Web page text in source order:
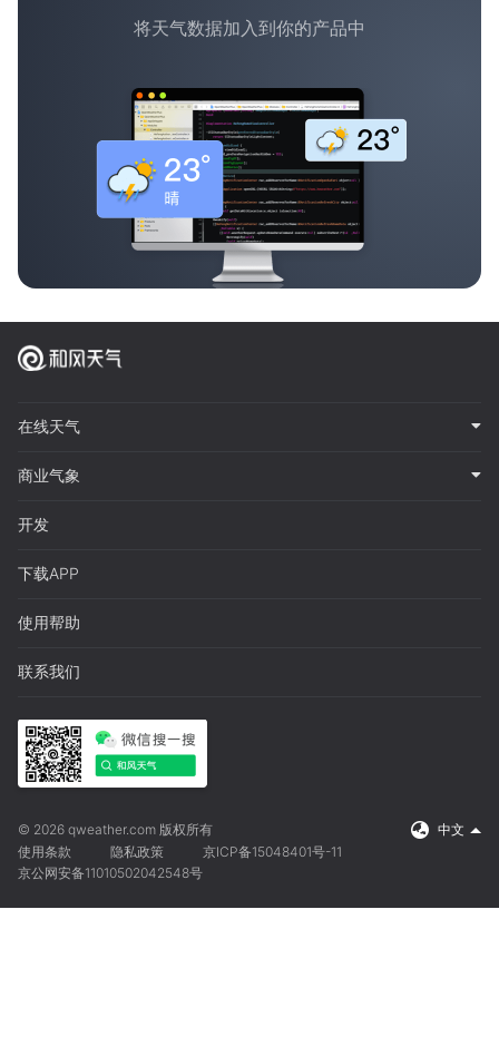
将天气数据加入到你的产品中
在线天气
商业气象
开发
下载APP
使用帮助
联系我们
© 2026 qweather.com 版权所有
中文
使用条款
隐私政策
京ICP备15048401号-11
京公网安备11010502042548号